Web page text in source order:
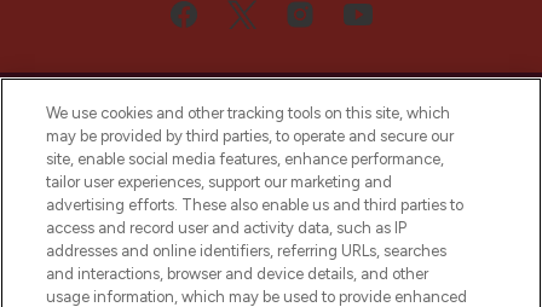
Bądź pierwszą osobą, która dowie się o
najnowszych produktach, od niszowych i
uznanych marek, sezonowych trendach i
otrzyma ekskluzywne artykuły redakcyjne
z Sunday Supplement.
We use cookies and other tracking tools on this site, which
may be provided by third parties, to operate and secure our
site, enable social media features, enhance performance,
tailor user experiences, support our marketing and
advertising efforts. These also enable us and third parties to
access and record user and activity data, such as IP
addresses and online identifiers, referring URLs, searches
and interactions, browser and device details, and other
usage information, which may be used to provide enhanced